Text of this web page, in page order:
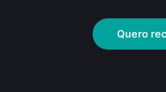
Quero